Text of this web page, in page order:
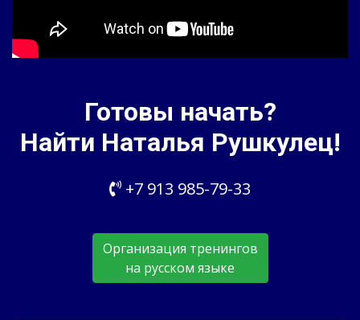
Готовы начать?
Найти Наталья Рушкулец!
+7 913 985-79-33
Организация тренингов
на русском языке